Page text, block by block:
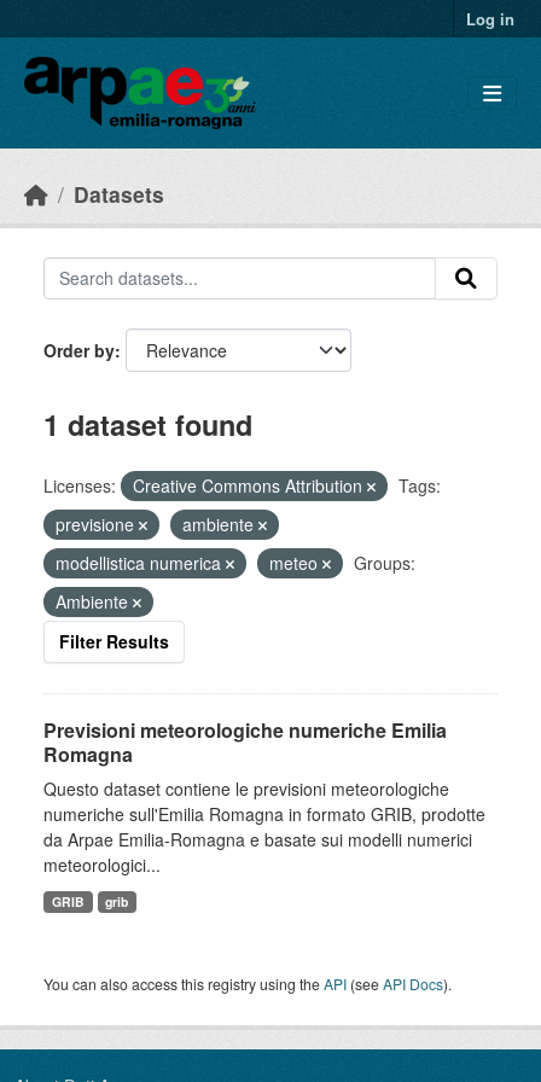
Log in
Datasets
Order by
1 dataset found
Licenses: Creative Commons Attribution
Tags:
previsione
ambiente
modellistica numerica
meteo
Groups:
Ambiente
Filter Results
Previsioni meteorologiche numeriche Emilia
Romagna
Questo dataset contiene le previsioni meteorologiche
numeriche sull'Emilia Romagna in formato GRIB, prodotte
da Arpae Emilia-Romagna e basate sui modelli numerici
meteorologici...
GRIB grib
You can also access this registry using theAPI (seeAPI Docs).